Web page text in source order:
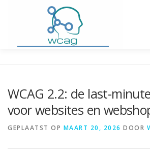
WCAG CHECKER / VALIDATOR
WCAG 2.2: de last-
voor websites en
GEPLAATST OP MAART 20, 2026 DOOR